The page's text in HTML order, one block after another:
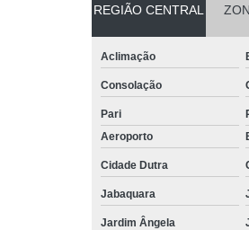
REGIÃO CENTRAL
Aclimação
Consolação
Pari
Aeroporto
Cidade Dutra
Jabaquara
Jardim Ângela